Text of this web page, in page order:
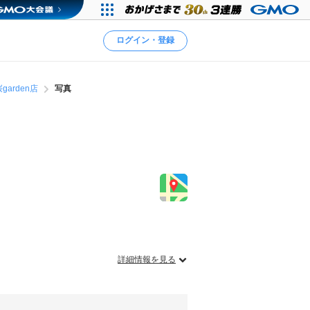
ログイン・登録
garden店 写真
詳細情報を見る